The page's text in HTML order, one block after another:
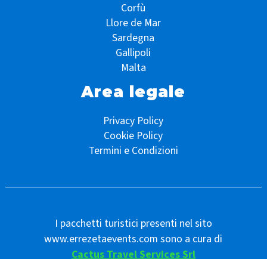
Corfù
Llore de Mar
Sardegna
Gallipoli
Malta
Area legale
Privacy Policy
Cookie Policy
Termini e Condizioni
I pacchetti turistici presenti nel sito
www.errezetaevents.com sono a cura di
Cactus Travel Services Srl